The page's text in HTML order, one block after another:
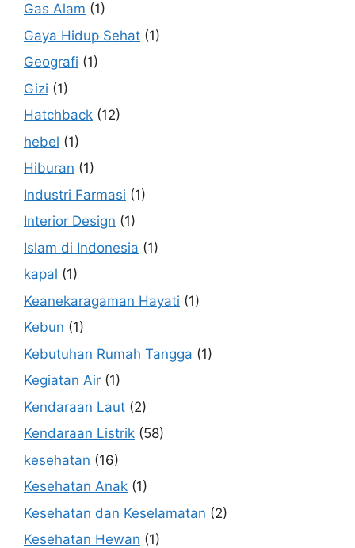
Gas Alam (1)
Gaya Hidup Sehat (1)
Geografi (1)
Gizi (1)
Hatchback (12)
hebel (1)
Hiburan (1)
Industri Farmasi (1)
Interior Design (1)
Islam di Indonesia (1)
kapal (1)
Keanekaragaman Hayati (1)
Kebun (1)
Kebutuhan Rumah Tangga (1)
Kegiatan Air (1)
Kendaraan Laut (2)
Kendaraan Listrik (58)
kesehatan (16)
Kesehatan Anak (1)
Kesehatan dan Keselamatan (2)
Kesehatan Hewan (1)